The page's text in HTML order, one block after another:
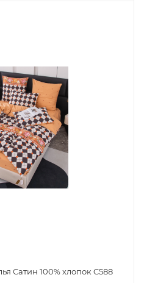
Сатин 100% хлопок C588